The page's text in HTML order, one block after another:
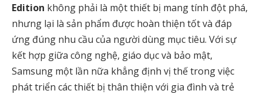
Edition không phải là một thiết bị mang tính đột phá,
nhưng lại là sản phẩm được hoàn thiện tốt và đáp
ứng đúng nhu cầu của người dùng mục tiêu. Với sự
kết hợp giữa công nghệ, giáo dục và bảo mật,
Samsung một lần nữa khẳng định vị thế trong việc
phát triển các thiết bị thân thiện với gia đình và trẻ